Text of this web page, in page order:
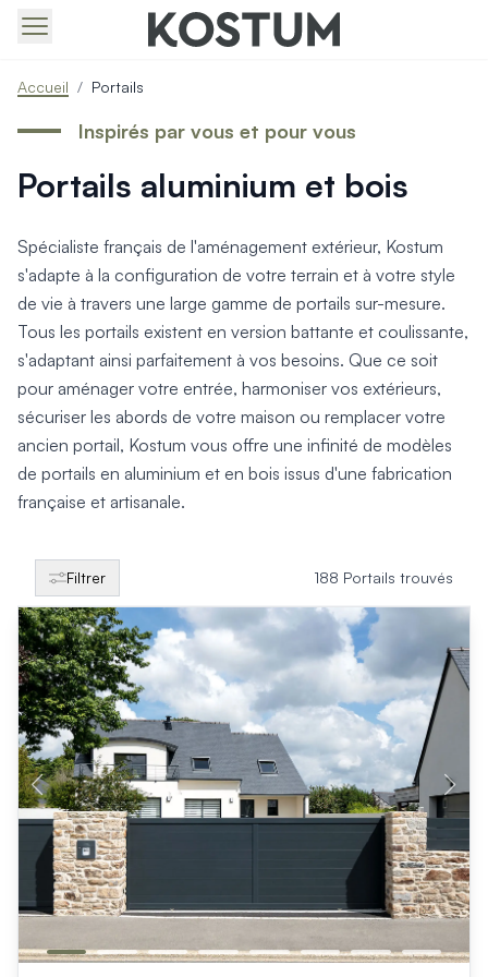
Produits > Portails > Portails contemporains
Produits > Portails > Portails traditionnels
Produits > Portails > Portails architectes
Produits > Portails > Portails avec décors
Produits > Portails > Portails économiques
Produits > Portails > Les ouvertures spéciales
Produits > Portillons > Tous nos portillons
Produits > Portillons > Portillons contemporains
Produits > Portillons > Portillons traditionnels
Produits > Portillons > Portillons architectes
Produits > Portillons > Portillons décoratifs
Produits > Portillons > Motorisation Portillon
Produits > Portillons > Ouvertures Spéciales
Produits > Clôtures > Toutes nos clôtures
Produits > Clôtures > Clôtures contemporaines
Produits > Clôtures > Clôtures traditionnelles
Produits > Clôtures > Clôtures décoratives
Produits > Clôtures > Claustras
Produits > Garde-corps et rambardes > Tous nos garde-
Produits > Garde-corps et rambardes > Garde-corps à
Produits > Garde-corps et rambardes > Garde-corps vitrés
Produits > Garde-corps et rambardes > Garde-corps
Produits > Garde-corps et rambardes > Clôtures
Produits > Garde-corps et rambardes > Aides à la montée
Produits > Garde-corps et rambardes > Séparatifs de
Produits > Pergolas > Pergolas
Produits > Pergolas > Guide de choix
Produits > Carports > Carports voiture
Produits > Carports > Guide de choix
Produits > Porche d'entrée > Porche d'entrée
Produits > Cuisine extérieure > Cuisine extérieure
Produits > Habillages extérieur aluminium > Tous nos
Accueil / Portails
Portails aluminium et bois
Inspirés par vous et pour vous
Spécialiste français de l'aménagement extérieur, Kostum
s'adapte à la configuration de votre terrain et à votre style
de vie à travers une large gamme de portails sur-mesure.
Tous les portails existent en version battante et coulissante,
s'adaptant ainsi parfaitement à vos besoins. Que ce soit
pour aménager votre entrée, harmoniser vos extérieurs,
sécuriser les abords de votre maison ou remplacer votre
ancien portail, Kostum vous offre une infinité de modèles
de portails en aluminium et en bois issus d'une fabrication
française et artisanale.
Filtrer 188 Portails trouvés